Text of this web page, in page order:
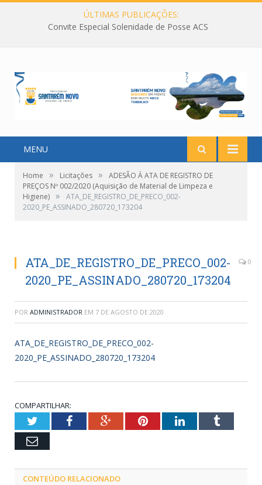
ÚLTIMAS PUBLICAÇÕES:
Convite Especial Solenidade de Posse ACS
MENU
Home » Licitações »
ADESÃO À ATA DE REGISTRO DE
PREÇOS Nº 002/2020 (Aquisição de Material de Limpeza e
Higiene) »
ATA_DE_REGISTRO_DE_PRECO_002-
2020_PE_ASSINADO_280720_173204
ATA_DE_REGISTRO_DE_PRECO_002-
2020_PE_ASSINADO_280720_173204
0
POR ADMINISTRADOR EM 7 DE AGOSTO DE 2020
ATA_DE_REGISTRO_DE_PRECO_002-
2020_PE_ASSINADO_280720_173204
COMPARTILHAR:
TwitterFacebookGoogle+PinterestLinkedInTumblr
Email
CONTEÚDO RELACIONADO